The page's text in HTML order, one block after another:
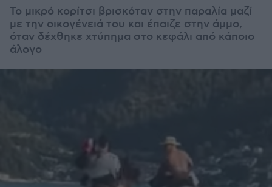
Το μικρό κορίτσι βρισκόταν στην παραλία μαζί
με την οικογένειά του και έπαιζε στην άμμο,
όταν δέχθηκε χτύπημα στο κεφάλι από κάποιο
άλογο